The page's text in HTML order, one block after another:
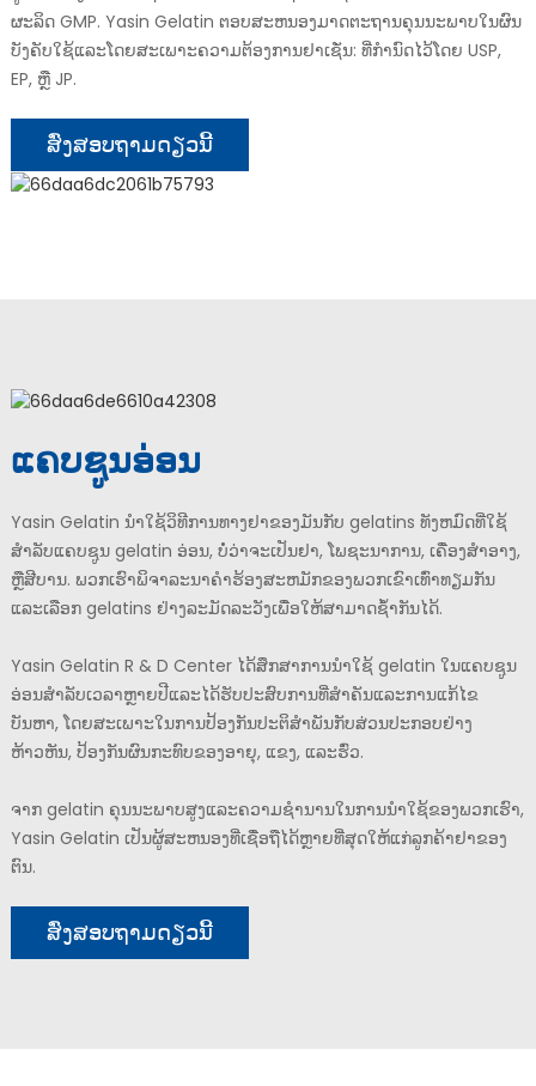
ຜະລິດ GMP. Yasin Gelatin ຕອບສະຫນອງມາດຕະຖານຄຸນນະພາບໃນຜົນ
ບັງຄັບໃຊ້ແລະໂດຍສະເພາະຄວາມຕ້ອງການຢາເຊັ່ນ: ທີ່ກໍານົດໄວ້ໂດຍ USP,
EP, ຫຼື JP.
ສົ່ງສອບຖາມດຽວນີ້
ແຄບຊູນອ່ອນ
Yasin Gelatin ນໍາໃຊ້ວິທີການທາງຢາຂອງມັນກັບ gelatins ທັງຫມົດທີ່ໃຊ້
ສໍາລັບແຄບຊູນ gelatin ອ່ອນ, ບໍ່ວ່າຈະເປັນຢາ, ໂພຊະນາການ, ເຄື່ອງສໍາອາງ,
ຫຼືສີບານ. ພວກເຮົາພິຈາລະນາຄໍາຮ້ອງສະຫມັກຂອງພວກເຂົາເທົ່າທຽມກັນ
ແລະເລືອກ gelatins ຢ່າງລະມັດລະວັງເພື່ອໃຫ້ສາມາດຊ້ໍາກັນໄດ້.
Yasin Gelatin R & D Center ໄດ້ສຶກສາການນໍາໃຊ້ gelatin ໃນແຄບຊູນ
ອ່ອນສໍາລັບເວລາຫຼາຍປີແລະໄດ້ຮັບປະສົບການທີ່ສໍາຄັນແລະການແກ້ໄຂ
ບັນຫາ, ໂດຍສະເພາະໃນການປ້ອງກັນປະຕິສໍາພັນກັບສ່ວນປະກອບຢ່າງ
ຫ້າວຫັນ, ປ້ອງກັນຜົນກະທົບຂອງອາຍຸ, ແຂງ, ແລະຮົ່ວ.
ຈາກ gelatin ຄຸນນະພາບສູງແລະຄວາມຊໍານານໃນການນໍາໃຊ້ຂອງພວກເຮົາ,
Yasin Gelatin ເປັນຜູ້ສະຫນອງທີ່ເຊື່ອຖືໄດ້ຫຼາຍທີ່ສຸດໃຫ້ແກ່ລູກຄ້າຢາຂອງ
ຕົນ.
ສົ່ງສອບຖາມດຽວນີ້